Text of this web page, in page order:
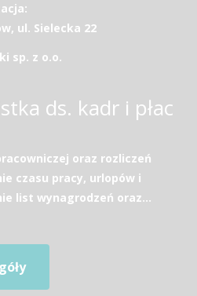
ul. Sielecka 22
sp. z o.o.
ds. kadr i płac
oraz rozliczeń
czasu pracy, urlopów i
list wynagrodzeń oraz...